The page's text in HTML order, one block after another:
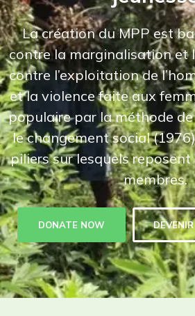
La création du MPP est
contre la marginalisation et
contre l’exploitation de
et la violence faite aux
populaire par la méthode
le changement social
piliers sur lesquels
membres.
DONATE NOW